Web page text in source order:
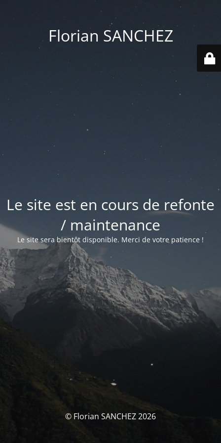
Florian SANCHEZ
Le site est en cours de refonte
/ maintenance
Le site sera bientôt disponible. Merci de votre patience !
© Florian SANCHEZ 2026